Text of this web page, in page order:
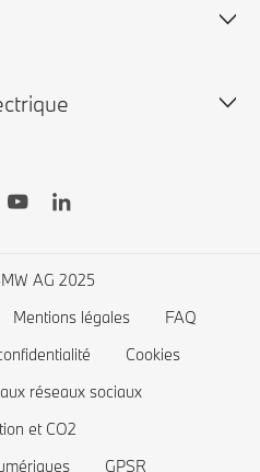
AG 2025
Mentions légales
FAQ
Cookies
réseaux sociaux
et CO2
GPSR